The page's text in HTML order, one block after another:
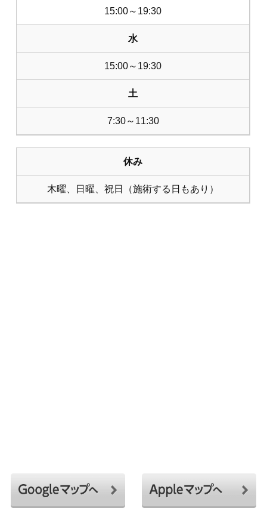
15:00～19:30
水
15:00～19:30
土
7:30～11:30
休み
木曜、日曜、祝日（施術する日もあり）